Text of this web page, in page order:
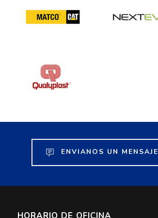
ENVIANOS UN MENSAJE